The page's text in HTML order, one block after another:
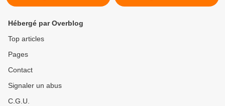
Hébergé par Overblog
Top articles
Pages
Contact
Signaler un abus
C.G.U.